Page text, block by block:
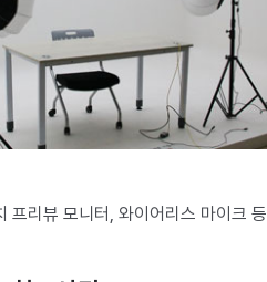
리뷰 모니터, 와이어리스 마이크 등